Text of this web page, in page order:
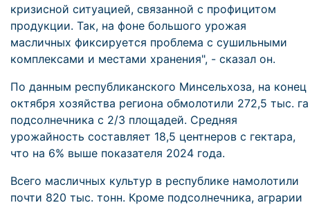
кризисной ситуацией, связанной с профицитом
продукции. Так, на фоне большого урожая
масличных фиксируется проблема с сушильными
комплексами и местами хранения", - сказал он.
По данным республиканского Минсельхоза, на конец
октября хозяйства региона обмолотили 272,5 тыс. га
подсолнечника с 2/3 площадей. Средняя
урожайность составляет 18,5 центнеров с гектара,
что на 6% выше показателя 2024 года.
Всего масличных культур в республике намолотили
почти 820 тыс. тонн. Кроме подсолнечника, аграрии